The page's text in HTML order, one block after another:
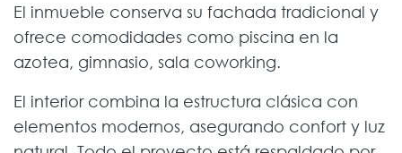
El inmueble conserva su fachada tradicional y
ofrece comodidades como piscina en la
azotea, gimnasio, sala coworking.
El interior combina la estructura clásica con
elementos modernos, asegurando confort y luz